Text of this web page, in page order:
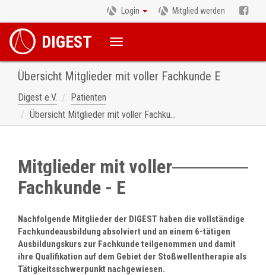
Login Mitglied werden
DIGEST
Übersicht Mitglieder mit voller Fachkunde E
Digest e.V.
Patienten
Übersicht Mitglieder mit voller Fachkunde E
Mitglieder mit voller
Fachkunde - E
Nachfolgende Mitglieder der DIGEST haben die vollständige
Fachkundeausbildung absolviert und an einem 6-tätigen
Ausbildungskurs zur Fachkunde teilgenommen und damit
ihre Qualifikation auf dem Gebiet der Stoßwellentherapie als
Tätigkeitsschwerpunkt nachgewiesen.